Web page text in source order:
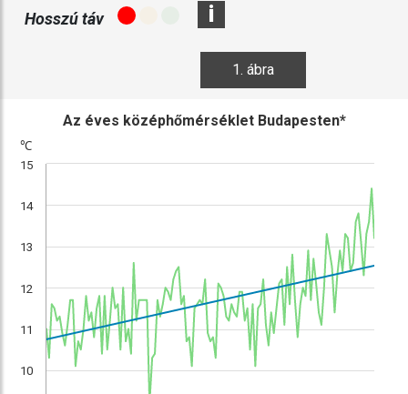
Hosszú táv i
1. ábra
℃
Az éves középhőmérséklet Budapesten*
10
11
12
13
14
15